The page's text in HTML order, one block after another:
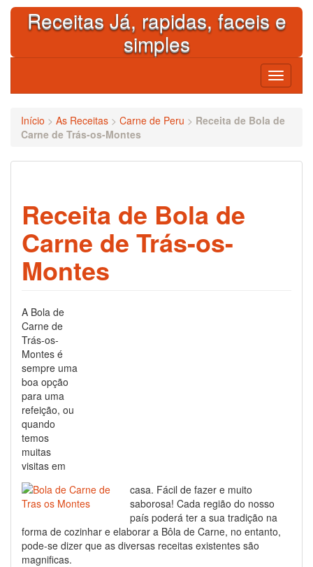
Skip
contentReceitas Já, rapidas, faceis e
simples
Toggle
Início > As Receitas > Carne de Peru > Receita de Bola de
Carne de Trás-os-Montes
Receita de Bola de
Carne de Trás-os-
Montes
A Bola de
Carne de
Trás-os-
Montes é
sempre uma
boa opção
para uma
refeição, ou
quando
temos
muitas
visitas em
casa. Fácil de fazer e muito
saborosa! Cada região do nosso
país poderá ter a sua tradição na
forma de cozinhar e elaborar a Bôla de Carne, no entanto,
pode-se dizer que as diversas receitas existentes são
magnificas.